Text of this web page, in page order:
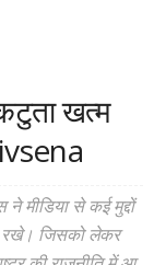
खत्‍म
मीडिया से कई मुद्दों
रखे। जिसको लेकर